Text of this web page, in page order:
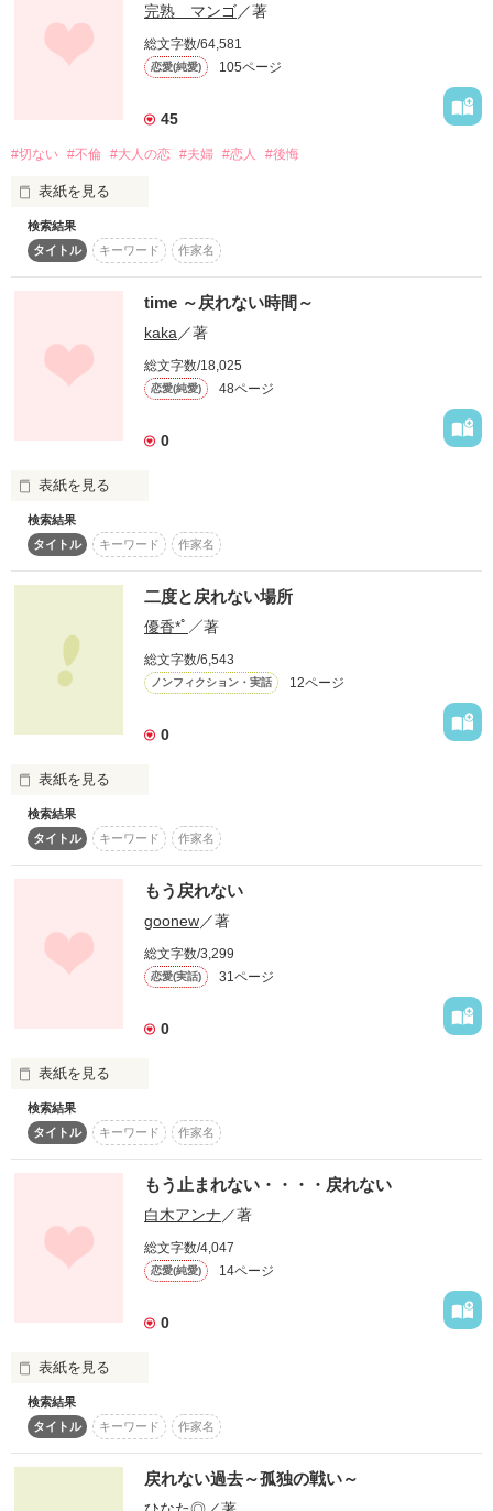
『お前、隠せてないよ？』
『は？』
『へ？』
予想とは裏腹に次々にバレていく男装...（しかもイケメン
に！！！！）
不純な理由で始めた男装から、
波瀾万丈な学校生活に変わっていく──
今まで､愛し合った記憶も｡
全部｡
──『別れよ』
あたしが初めて貴方を突き放して貴方は初めて泣いた｡
悔やめばいい｡
笑って｢仲直り｣だなんて言えないよ｡
『 二股・略奪・浮気…～奪い愛～』
に掲載させて頂きました！
そして、この作品を目に止めて下さった編集部様にも心から感
ありがとうございました。
完熟 マンゴ／著
総文字数/64,581
恋愛(純愛) 105ページ
45
#切ない #不倫 #大人の恋 #夫婦 #恋人 #後悔
表紙を見る
どうして、笑っているのだろう？
私の目の前で一緒に笑っているのは……
もう、ずっと前に別れた彼……
大好きだった人……
分かっていても、頭と心は別々に動き出してしまう……
もう、戻れないと分かっているのに……
手をのばしてしまった……
彼の手に……
作品を読む
検索結果
タイトル
キーワード 作家名
time ～戻れない時間～
kaka ／著
総文字数/18,025
恋愛(純愛) 48ページ
0
表紙を見る
高村知代  ２８歳、独身女性
イベント企画部、主任
………彼氏いない歴３年。
“お前ら、お似合いだったよな”
彼のことを思い出してしまった
心の奥に閉まってあったはずなのに
彼の話題が出ただけで
彼と私の思い出でいっぱいで
ふと、アルバムを開いた
ヒラヒラと落ちてきた
彼は満面の笑みで、私は苦笑い
＿＿＿＿ありがとう、ばいばい
大好きな彼を、大切な彼を、
もし、あの時間が戻ってくるなら
あの日からやり直したい。
作品を読む
検索結果
タイトル
キーワード 作家名
二度と戻れない場所
優香*ﾟ ／著
総文字数/6,543
ノンフィクション・実話 12ページ
0
表紙を見る
大好きだったよ。
今でも思い出すのは
いい思い出ばかり。
幸せだったあの日から
まだ時間は止まったまま。
非行‥レイプ‥etc
道を踏み外してしまった
波瀾万丈なあたしの
人生を書きました。
検索結果
タイトル
キーワード 作家名
もう戻れない
goonew／著
総文字数/3,299
恋愛(実話) 31ページ
0
表紙を見る
この話は
うちが高１の時に
体験した話しです。
検索結果
タイトル
キーワード 作家名
もう止まれない・・・・戻れない
白木アンナ ／著
総文字数/4,047
恋愛(純愛) 14ページ
0
表紙を見る
本気だった・・・全てが
誰がどう言おうと、もう関係ない
検索結果
タイトル
キーワード 作家名
戻れない過去～孤独の戦い～